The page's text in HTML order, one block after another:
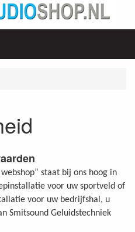
staat bij ons hoog in
voor uw sportveld of
voor uw bedrijfshal, u
Smitsound Geluidstechniek